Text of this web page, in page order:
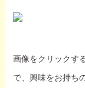
画像をクリックす
で、興味をお持ち